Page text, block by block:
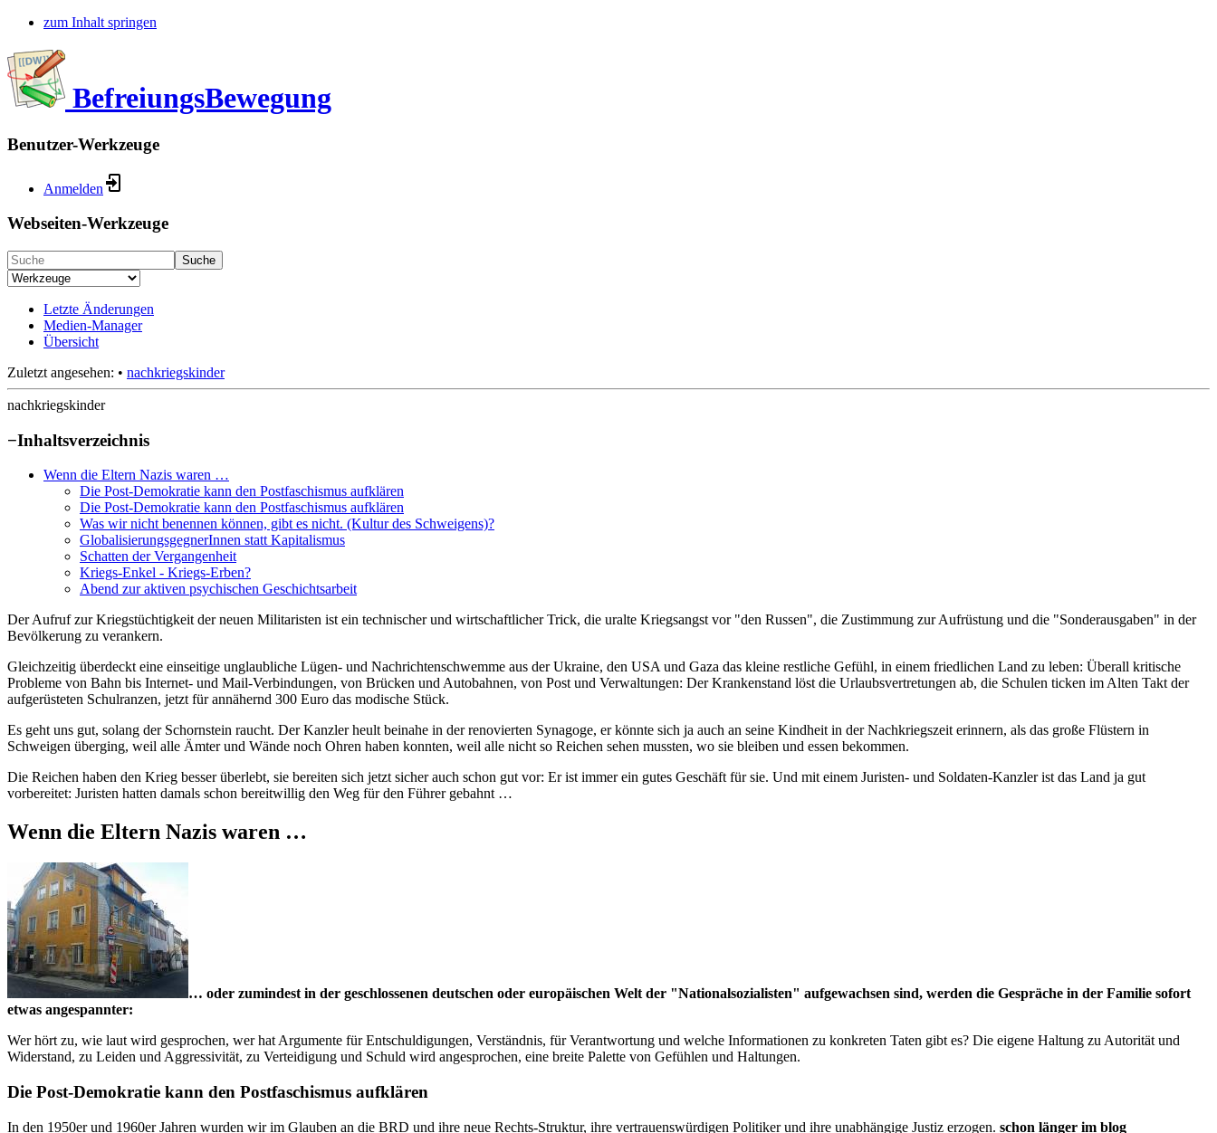
zum Inhalt springen
BefreiungsBewegung
Benutzer-Werkzeuge
Anmelden
Webseiten-Werkzeuge
Suche
Letzte Änderungen
Medien-Manager
Übersicht
Zuletzt angesehen: • nachkriegskinder
nachkriegskinder
−Inhaltsverzeichnis
Wenn die Eltern Nazis waren …
Die Post-Demokratie kann den Postfaschismus aufklären
Die Post-Demokratie kann den Postfaschismus aufklären
Was wir nicht benennen können, gibt es nicht. (Kultur des Schweigens)?
GlobalisierungsgegnerInnen statt Kapitalismus
Schatten der Vergangenheit
Kriegs-Enkel - Kriegs-Erben?
Abend zur aktiven psychischen Geschichtsarbeit
Der Aufruf zur Kriegstüchtigkeit der neuen Militaristen ist ein technischer und wirtschaftlicher Trick, die uralte Kriegsangst vor "den Russen", die Zustimmung zur Aufrüstung und die "Sonderausgaben" in der
Bevölkerung zu verankern.
Gleichzeitig überdeckt eine einseitige unglaubliche Lügen- und Nachrichtenschwemme aus der Ukraine, den USA und Gaza das kleine restliche Gefühl, in einem friedlichen Land zu leben: Überall kritische
Probleme von Bahn bis Internet- und Mail-Verbindungen, von Brücken und Autobahnen, von Post und Verwaltungen: Der Krankenstand löst die Urlaubsvertretungen ab, die Schulen ticken im Alten Takt der
aufgerüsteten Schulranzen, jetzt für annähernd 300 Euro das modische Stück.
Es geht uns gut, solang der Schornstein raucht. Der Kanzler heult beinahe in der renovierten Synagoge, er könnte sich ja auch an seine Kindheit in der Nachkriegszeit erinnern, als das große Flüstern in
Schweigen überging, weil alle Ämter und Wände noch Ohren haben konnten, weil alle nicht so Reichen sehen mussten, wo sie bleiben und essen bekommen.
Die Reichen haben den Krieg besser überlebt, sie bereiten sich jetzt sicher auch schon gut vor: Er ist immer ein gutes Geschäft für sie. Und mit einem Juristen- und Soldaten-Kanzler ist das Land ja gut
vorbereitet: Juristen hatten damals schon bereitwillig den Weg für den Führer gebahnt …
Wenn die Eltern Nazis waren …
… oder zumindest in der geschlossenen deutschen oder europäischen Welt der "Nationalsozialisten" aufgewachsen sind, werden die Gespräche in der Familie sofort
etwas angespannter:
Wer hört zu, wie laut wird gesprochen, wer hat Argumente für Entschuldigungen, Verständnis, für Verantwortung und welche Informationen zu konkreten Taten gibt es? Die eigene Haltung zu Autorität und
Widerstand, zu Leiden und Aggressivität, zu Verteidigung und Schuld wird angesprochen, eine breite Palette von Gefühlen und Haltungen.
Die Post-Demokratie kann den Postfaschismus aufklären
In den 1950er und 1960er Jahren wurden wir im Glauben an die BRD und ihre neue Rechts-Struktur, ihre vertrauenswürdigen Politiker und ihre unabhängige Justiz erzogen. schon länger im blog